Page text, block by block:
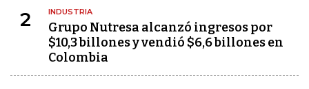
2 INDUSTRIA
Grupo Nutresa alcanzó ingresos por
$10,3 billones y vendió $6,6 billones en
Colombia